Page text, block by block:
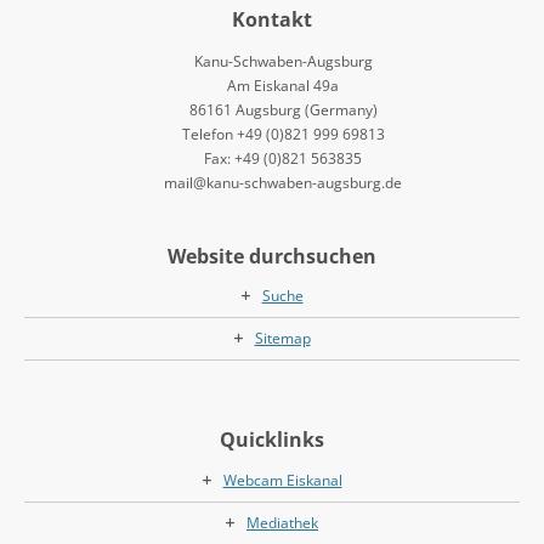
Kontakt
Kanu-Schwaben-Augsburg
Am Eiskanal 49a
86161 Augsburg (Germany)
Telefon +49 (0)821 999 69813
Fax: +49 (0)821 563835
mail@kanu-schwaben-augsburg.de
Website durchsuchen
Suche
Sitemap
Quicklinks
Webcam Eiskanal
Mediathek